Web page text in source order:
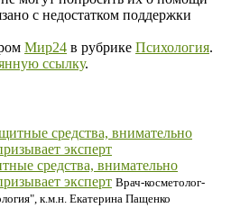
с недостатком поддержки
Мир24 в рубрике Психология.
ссылку.
средства, внимательно
эксперт Врач-косметолог-
к.м.н. Екатерина Пащенко